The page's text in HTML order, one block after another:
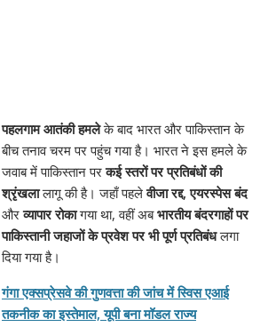
पहलगाम आतंकी हमलेके बाद भारत और पाकिस्तान के
बीच तनाव चरम पर पहुंच गया है। भारत ने इस हमले के
जवाब में पाकिस्तान परकई स्तरों पर प्रतिबंधों की
श्रृंखलालागू की है। जहाँ पहलेवीजा रद्द, एयरस्पेस बंद
औरव्यापार रोकागया था, वहीं अबभारतीय बंदरगाहों पर
पाकिस्तानी जहाजों के प्रवेश पर भी पूर्ण प्रतिबंधलगा
दिया गया है।
गंगा एक्सप्रेसवे की गुणवत्ता की जांच में स्विस एआई
तकनीक का इस्तेमाल, यूपी बना मॉडल राज्य